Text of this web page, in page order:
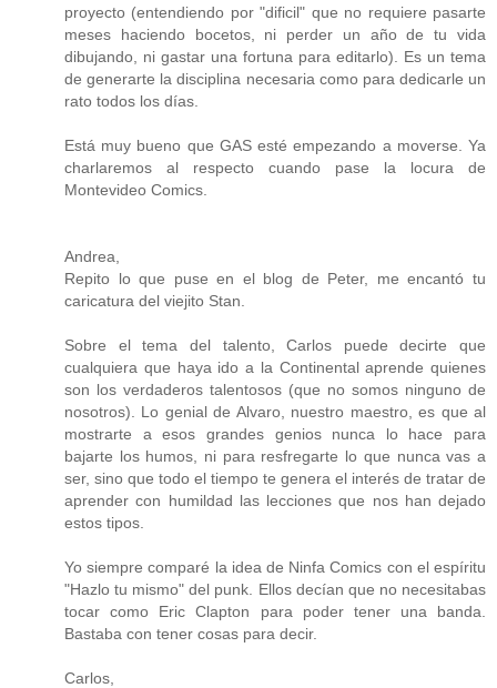
proyecto (entendiendo por "dificil" que no requiere pasarte
meses haciendo bocetos, ni perder un año de tu vida
dibujando, ni gastar una fortuna para editarlo). Es un tema
de generarte la disciplina necesaria como para dedicarle un
rato todos los días.
Está muy bueno que GAS esté empezando a moverse. Ya
charlaremos al respecto cuando pase la locura de
Montevideo Comics.
Andrea,
Repito lo que puse en el blog de Peter, me encantó tu
caricatura del viejito Stan.
Sobre el tema del talento, Carlos puede decirte que
cualquiera que haya ido a la Continental aprende quienes
son los verdaderos talentosos (que no somos ninguno de
nosotros). Lo genial de Alvaro, nuestro maestro, es que al
mostrarte a esos grandes genios nunca lo hace para
bajarte los humos, ni para resfregarte lo que nunca vas a
ser, sino que todo el tiempo te genera el interés de tratar de
aprender con humildad las lecciones que nos han dejado
estos tipos.
Yo siempre comparé la idea de Ninfa Comics con el espíritu
"Hazlo tu mismo" del punk. Ellos decían que no necesitabas
tocar como Eric Clapton para poder tener una banda.
Bastaba con tener cosas para decir.
Carlos,